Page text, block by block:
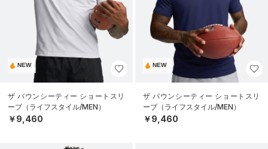
NEW
ザ バウンシーティー ショートスリ
ーブ（ライフスタイル/MEN）
￥9,460
NEW
ザ バウンシーティー ショートスリ
ーブ（ライフスタイル/MEN）
￥9,460